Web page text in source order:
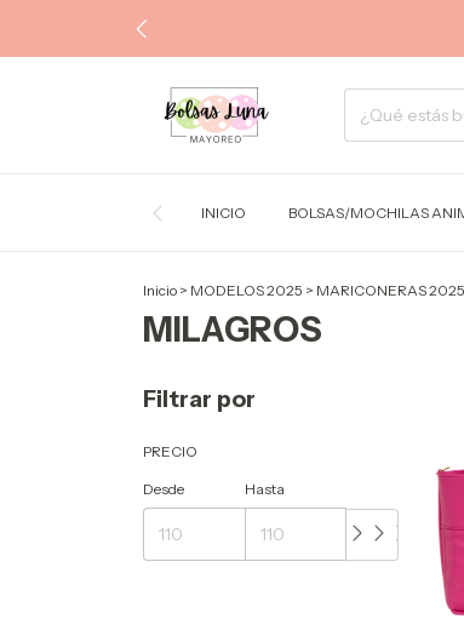
INICIO BOLSAS/MOCHILAS
Inicio > MODELOS 2025 > MARICONERAS 2025
MILAGROS
Filtrar por
PRECIO
Desde Hasta